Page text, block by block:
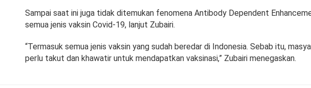
Sampai saat ini juga tidak ditemukan fenomena Antibody Dependent
semua jenis vaksin Covid-19, lanjut Zubairi.
“Termasuk semua jenis vaksin yang sudah beredar di Indonesia. Sebab itu,
perlu takut dan khawatir untuk mendapatkan vaksinasi,” Zubairi menegaskan.